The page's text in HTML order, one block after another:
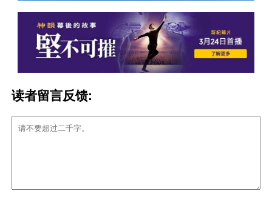
读者留言反馈: